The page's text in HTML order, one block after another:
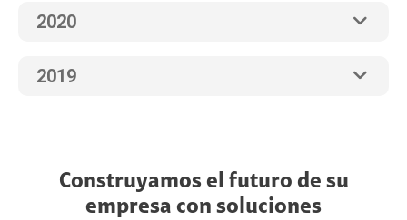
2020
2019
Construyamos el futuro de su
empresa con soluciones